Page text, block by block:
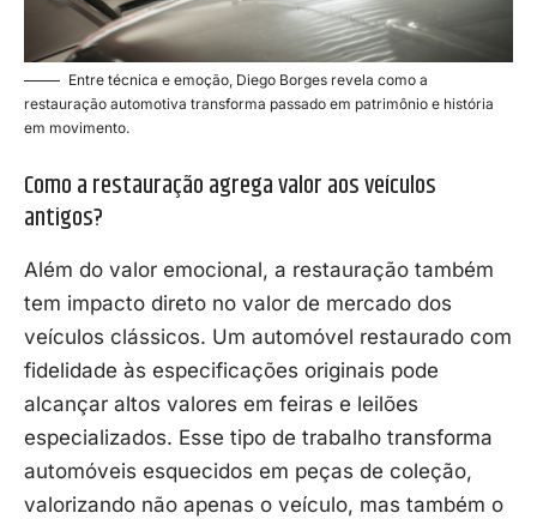
Entre técnica e emoção, Diego Borges revela como a
restauração automotiva transforma passado em patrimônio e história
em movimento.
Como a restauração agrega valor aos veículos
antigos?
Além do valor emocional, a restauração também
tem impacto direto no valor de mercado dos
veículos clássicos. Um automóvel restaurado com
fidelidade às especificações originais pode
alcançar altos valores em feiras e leilões
especializados. Esse tipo de trabalho transforma
automóveis esquecidos em peças de coleção,
valorizando não apenas o veículo, mas também o